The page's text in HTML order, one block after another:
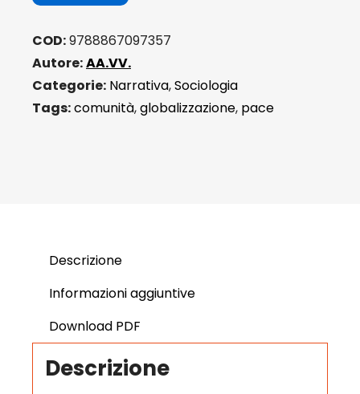
COD:9788867097357
Autore:AA.VV.
Categorie: Narrativa,Sociologia
Tags:comunità,globalizzazione, pace
Descrizione
Informazioni aggiuntive
Download PDF
Descrizione